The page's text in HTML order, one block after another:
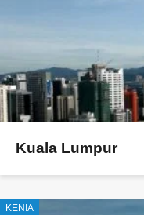
Kuala Lumpur
KENIA